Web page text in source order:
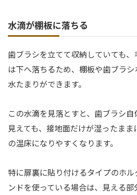
水滴が棚板に落ちる
歯ブラシを立てて収納していても
は下へ落ちるため、棚板や歯ブラ
水たまりができます。
この水滴を見落とすと、歯ブラシ
見えても、接地面だけが湿ったま
の温床になりやすくなります。
特に扉裏に貼り付けるタイプのホ
ンドを使っている場合は、見える